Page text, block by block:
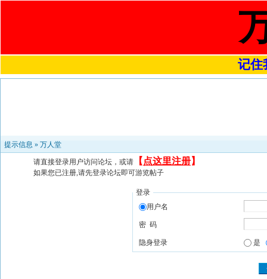
记住
提示信息 » 万人堂
请直接登录用户访问论坛，或请 【 点这里注册】
如果您已注册,请先登录论坛即可游览帖子
登录
用户名
密 码
隐身登录 是